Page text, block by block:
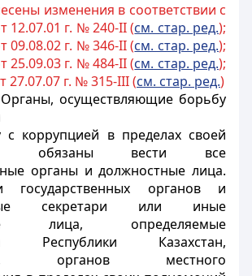
изменения в соответствии с
12.07.01 г. № 240-II (см. стар. ред.);
09.08.02 г. № 346-II (см. стар. ред.);
25.09.03 г. № 484-II (см. стар. ред.);
27.07.07 г. № 315-III (см. стар. ред.)
Органы, осуществляющие борьбу
с коррупцией в пределах своей
обязаны вести все
органы и должностные лица.
государственных органов и
секретари или иные
лица, определяемые
Республики Казахстан,
органов местного